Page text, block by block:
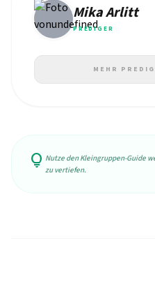
Mika Arlitt
PREDIGER
MEHR
lightbulb Nutze den Kleingruppen-Guide
zu vertiefen.